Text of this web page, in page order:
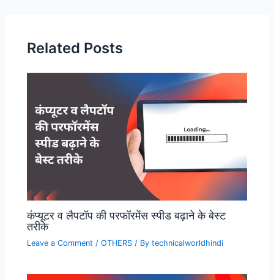
Related Posts
कंप्यूटर व लैपटॉप की परफॉरमेंस स्पीड बढ़ाने के बेस्ट
तरीके
Leave a Comment /OTHERS / Bytechnicalworldhindi